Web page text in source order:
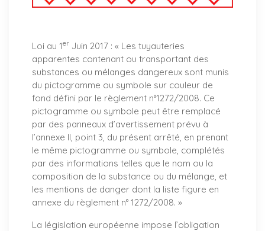
Loi au 1er Juin 2017 : « Les tuyauteries
apparentes contenant ou transportant des
substances ou mélanges dangereux sont munis
du pictogramme ou symbole sur couleur de
fond défini par le règlement n°1272/2008. Ce
pictogramme ou symbole peut être remplacé
par des panneaux d’avertissement prévu à
l’annexe II, point 3, du présent arrêté, en prenant
le même pictogramme ou symbole, complétés
par des informations telles que le nom ou la
composition de la substance ou du mélange, et
les mentions de danger dont la liste figure en
annexe du règlement n° 1272/2008. »
La législation européenne impose l’obligation